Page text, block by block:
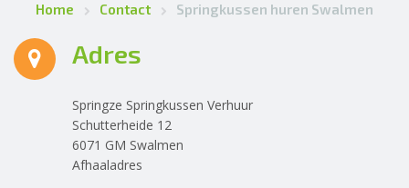
Home Contact Springkussen huren Swalmen
Adres
Springze Springkussen Verhuur
Schutterheide 12
6071 GM Swalmen
Afhaaladres